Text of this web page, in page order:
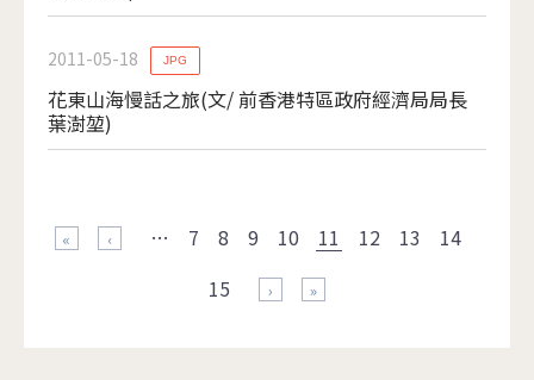
2011-05-18
花東山海慢話之旅(文/ 前香港特區政府經濟局局長
葉澍堃)
JPG
… 7 8 9 10 11 12 13
14
15